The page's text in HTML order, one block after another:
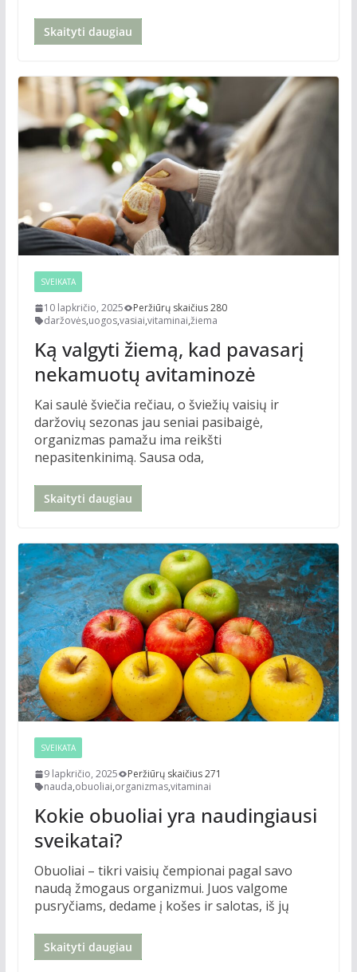
Skaityti daugiau
SVEIKATA
10 lapkričio, 2025
Peržiūrų skaičius 280
daržovės,uogos,vasiai,vitaminai,žiema
Ką valgyti žiemą, kad pavasarį
nekamuotų avitaminozė
Kai saulė šviečia rečiau, o šviežių vaisių ir
daržovių sezonas jau seniai pasibaigė,
organizmas pamažu ima reikšti
nepasitenkinimą. Sausa oda,
Skaityti daugiau
SVEIKATA
9 lapkričio, 2025
Peržiūrų skaičius 271
nauda,obuoliai,organizmas,vitaminai
Kokie obuoliai yra naudingiausi
sveikatai?
Obuoliai – tikri vaisių čempionai pagal savo
naudą žmogaus organizmui. Juos valgome
pusryčiams, dedame į košes ir salotas, iš jų
Skaityti daugiau